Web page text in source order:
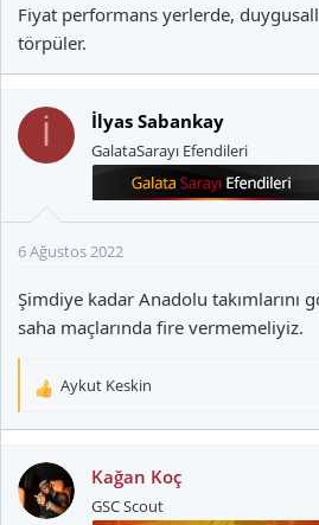
Fiyat performans yerlerde,
törpüler.
İ İlyas Sabankay
GalataSarayı Efendileri
6 Ağustos 2022
Şimdiye kadar Anadolu takımlarını
saha maçlarında fire vermemeliyiz.
T
k
i
l
Aykut Keskin
Kağan Koç
GSC Scout